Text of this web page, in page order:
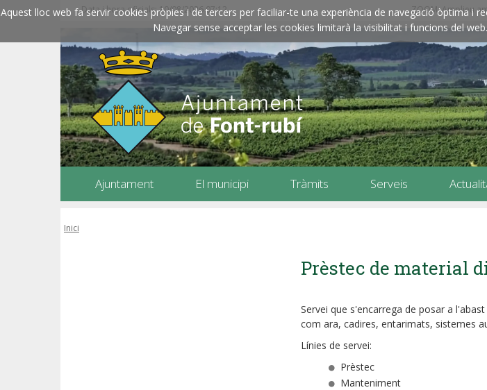
Aquest lloc web fa servir cookies pròpies i de tercers per faciliar-te una experiència de navegació òptima
Navegar sense acceptar les cookies limitarà la visibilitat i funcions del
Data i hora oficials: 10/08/2026 07:12 ZOOM: Amplieu
Ajuntament El municipi Tràmits Serveis
Inici
Prèstec de material
Servei que s'encarrega de posar a
com ara, cadires, entarimats, sistemes
Línies de servei:
Prèstec
Manteniment